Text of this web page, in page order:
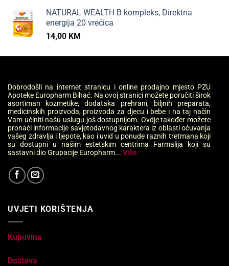
NATURAL WEALTH B kompleks, Direktna
energija 20 vrećica
14,00 KM
Dobrodošli na internet stranicu i online prodajno mjesto PZU
Apoteke Europharm Bihać. Na ovoj stranici možete poručiti širok
asortiman kozmetike, dodataka prehrani, biljnih preparata,
medicinskih proizvoda, proizvoda za djecu i bebe i na taj način
Vam učiniti našu uslugu još dostupnijom. Ovdje također možete
pronaći informacije savjetodavnog karaktera iz oblasti očuvanja
vašeg zdravlja i ljepote, kao i uvid u ponude raznih tretmana koji
su dostupni u našim estetskim centrima Farmalija koji su
sastavni dio Grupacije Europharm... Više
UVJETI KORIŠTENJA
Kupovina
Dostava